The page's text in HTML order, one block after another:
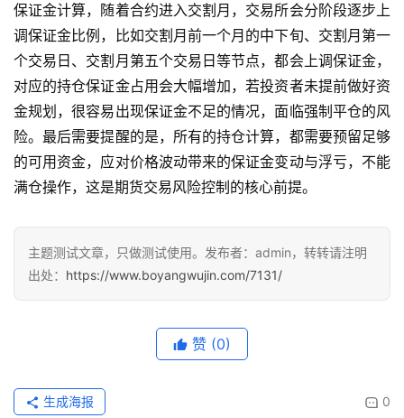
保证金计算，随着合约进入交割月，交易所会分阶段逐步上
调保证金比例，比如交割月前一个月的中下旬、交割月第一
个交易日、交割月第五个交易日等节点，都会上调保证金，
对应的持仓保证金占用会大幅增加，若投资者未提前做好资
金规划，很容易出现保证金不足的情况，面临强制平仓的风
险。最后需要提醒的是，所有的持仓计算，都需要预留足够
的可用资金，应对价格波动带来的保证金变动与浮亏，不能
满仓操作，这是期货交易风险控制的核心前提。
主题测试文章，只做测试使用。发布者：admin，转转请注明
出处： https://www.boyangwujin.com/7131/
赞 (0)
0
生成海报